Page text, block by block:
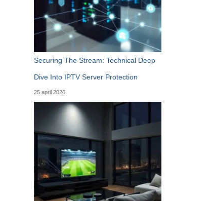
Securing The Stream: Technical Deep
Dive Into IPTV Server Protection
25 april 2026